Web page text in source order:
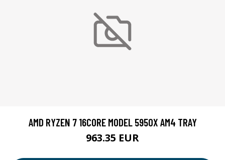
AMD RYZEN 7 16CORE MODEL 5950X AM4 TRAY
963.35 EUR